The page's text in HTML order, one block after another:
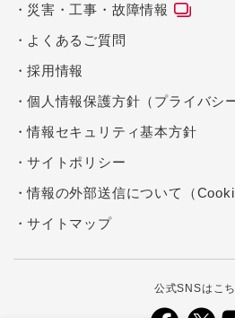
災害・工事・故障情報
よくあるご質問
採用情報
個人情報保護方針（プライバシ
情報セキュリティ基本方針
サイトポリシー
情報の外部送信について（
サイトマップ
公式SNSはこ